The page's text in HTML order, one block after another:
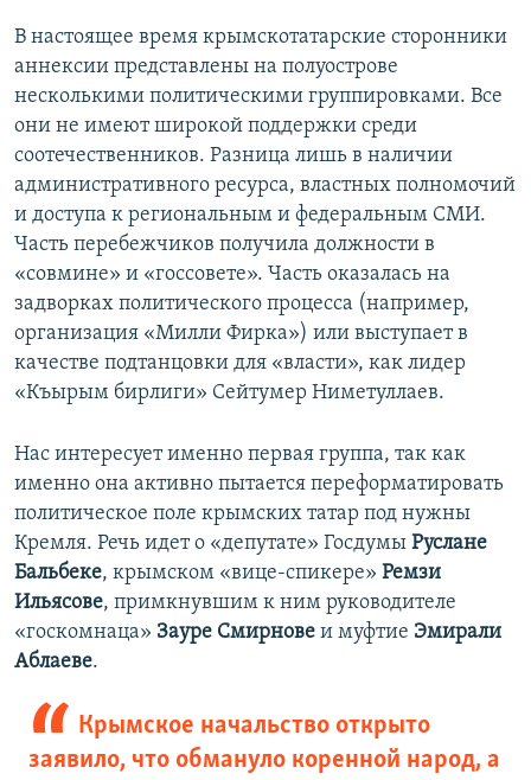
В настоящее время крымскотатарские сторонники
аннексии представлены на полуострове
несколькими политическими группировками. Все
они не имеют широкой поддержки среди
соотечественников. Разница лишь в наличии
административного ресурса, властных полномочий
и доступа к региональным и федеральным СМИ.
Часть перебежчиков получила должности в
«совмине» и «госсовете». Часть оказалась на
задворках политического процесса (например,
организация «Милли Фирка») или выступает в
качестве подтанцовки для «власти», как лидер
«Къырым бирлиги» Сейтумер Ниметуллаев.
Нас интересует именно первая группа, так как
именно она активно пытается переформатировать
политическое поле крымских татар под нужны
Кремля. Речь идет о «депутате» Госдумы Руслане
Бальбеке, крымском «вице-спикере» Ремзи
Ильясове, примкнувшим к ним руководителе
«госкомнаца» Зауре Смирнове и муфтие Эмирали
Аблаеве.
Крымское начальство открыто
заявило, что обмануло коренной народ, а